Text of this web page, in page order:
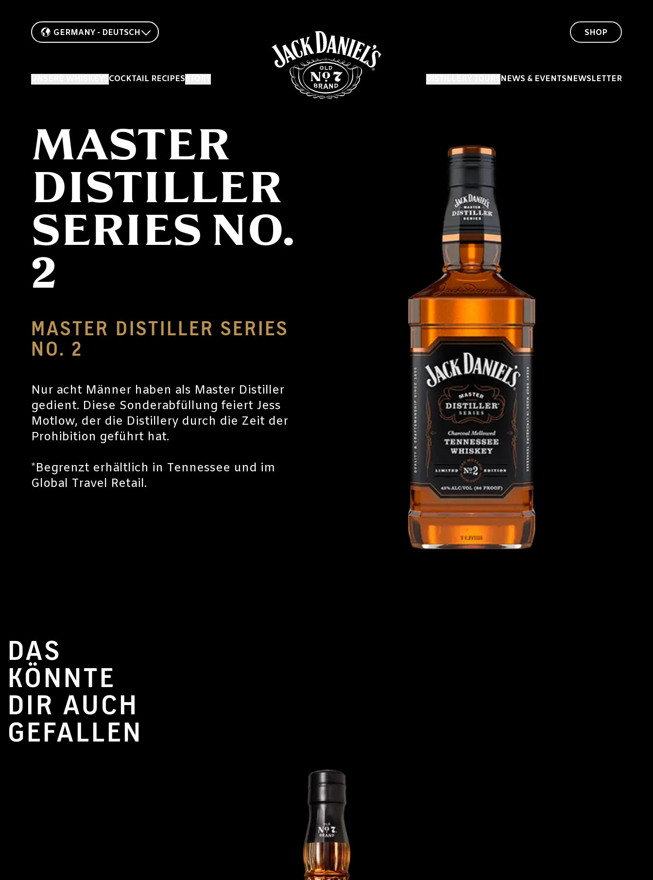
GERMANY - DEUTSCH SHOP
COCKTAIL RECIPES NEWS & EVENTSNEWSLETTER
MASTER
DISTILLER
SERIES NO.
2
MASTER DISTILLER SERIES
NO. 2
Nur acht Männer haben als Master Distiller
gedient. Diese Sonderabfüllung feiert Jess
Motlow, der die Distillery durch die Zeit der
Prohibition geführt hat.
*Begrenzt erhältlich in Tennessee und im
Global Travel Retail.
DAS
KÖNNTE
DIR AUCH
GEFALLEN